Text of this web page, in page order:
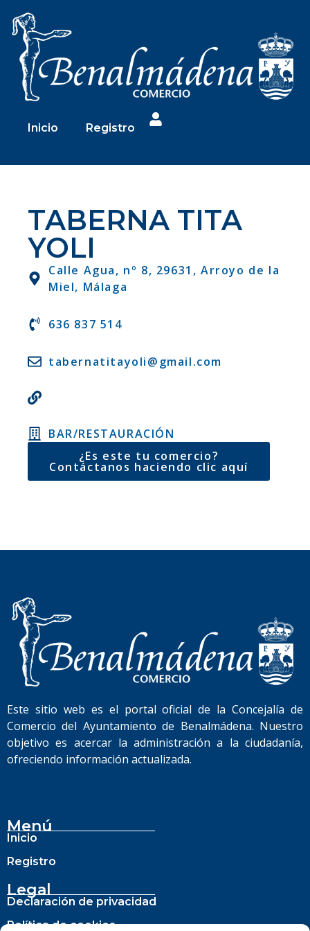
Inicio Registro
TABERNA TITA
YOLI
Calle Agua, nº 8, 29631, Arroyo de la
Miel, Málaga
636 837 514
tabernatitayoli@gmail.com
BAR/RESTAURACIÓN
¿Es este tu comercio?
Contáctanos haciendo clic aquí
Este sitio web es el portal oficial de la Concejalía de
Comercio del Ayuntamiento de Benalmádena. Nuestro
objetivo es acercar la administración a la ciudadanía,
ofreciendo información actualizada.
Menú
Inicio
Registro
Legal
Declaración de privacidad
Política de cookies